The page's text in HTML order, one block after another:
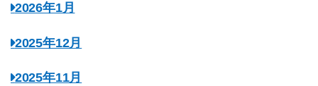
2026年1月
2025年12月
2025年11月